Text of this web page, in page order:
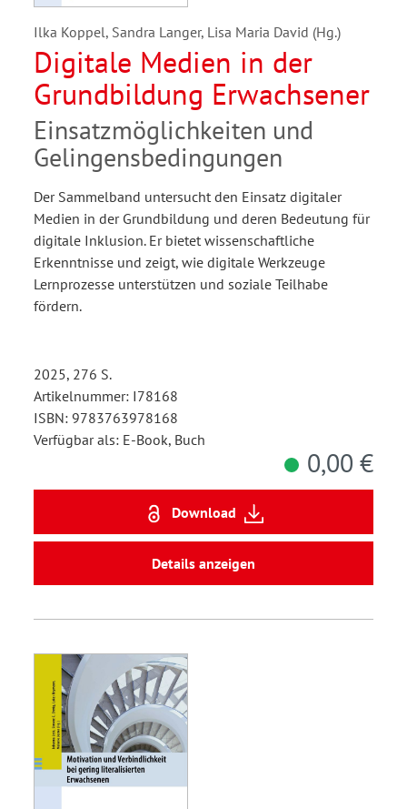
Ilka Koppel, Sandra Langer, Lisa Maria David (Hg.)
Digitale Medien in der
Grundbildung Erwachsener
Einsatzmöglichkeiten und
Gelingensbedingungen
Der Sammelband untersucht den Einsatz digitaler
Medien in der Grundbildung und deren Bedeutung für
digitale Inklusion. Er bietet wissenschaftliche
Erkenntnisse und zeigt, wie digitale Werkzeuge
Lernprozesse unterstützen und soziale Teilhabe
fördern.
2025, 276 S.
Artikelnummer: I78168
ISBN: 9783763978168
Verfügbar als: E-Book, Buch
0,00 €
Download
Details anzeigen